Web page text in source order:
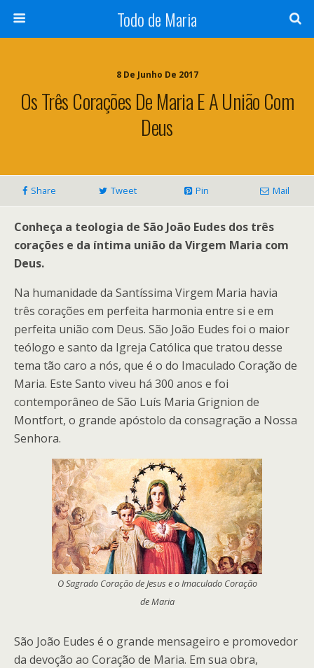
Todo de Maria
8 De Junho De 2017
Os Três Corações De Maria E A União Com
Deus
Share Tweet Pin Mail
Conheça a teologia de São João Eudes dos três
corações e da íntima união da Virgem Maria com
Deus.
Na humanidade da Santíssima Virgem Maria havia
três corações em perfeita harmonia entre si e em
perfeita união com Deus. São João Eudes foi o maior
teólogo e santo da Igreja Católica que tratou desse
tema tão caro a nós, que é o do Imaculado Coração de
Maria. Este Santo viveu há 300 anos e foi
contemporâneo de São Luís Maria Grignion de
Montfort, o grande apóstolo da consagração a Nossa
Senhora.
O Sagrado Coração de Jesus e o Imaculado Coração
de Maria
São João Eudes é o grande mensageiro e promovedor
da devoção ao Coração de Maria. Em sua obra,